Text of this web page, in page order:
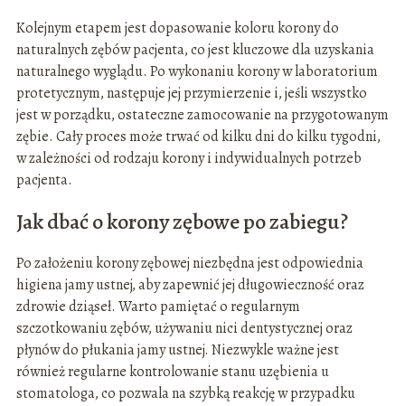
Kolejnym etapem jest dopasowanie koloru korony do
naturalnych zębów pacjenta, co jest kluczowe dla uzyskania
naturalnego wyglądu. Po wykonaniu korony w laboratorium
protetycznym, następuje jej przymierzenie i, jeśli wszystko
jest w porządku, ostateczne zamocowanie na przygotowanym
zębie. Cały proces może trwać od kilku dni do kilku tygodni,
w zależności od rodzaju korony i indywidualnych potrzeb
pacjenta.
Jak dbać o korony zębowe po zabiegu?
Po założeniu korony zębowej niezbędna jest odpowiednia
higiena jamy ustnej, aby zapewnić jej długowieczność oraz
zdrowie dziąseł. Warto pamiętać o regularnym
szczotkowaniu zębów, używaniu nici dentystycznej oraz
płynów do płukania jamy ustnej. Niezwykle ważne jest
również regularne kontrolowanie stanu uzębienia u
stomatologa, co pozwala na szybką reakcję w przypadku